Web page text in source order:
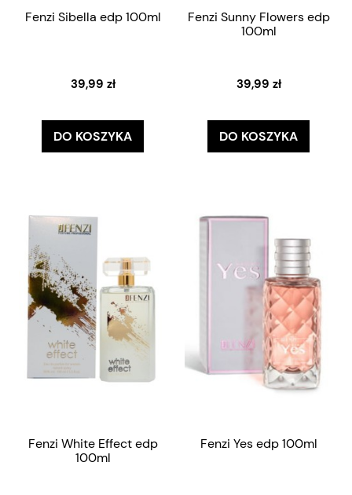
Fenzi Sibella edp 100ml
39,99 zł
DO KOSZYKA
Fenzi Sunny Flowers edp
100ml
39,99 zł
DO KOSZYKA
Fenzi White Effect edp
100ml
Fenzi Yes edp 100ml